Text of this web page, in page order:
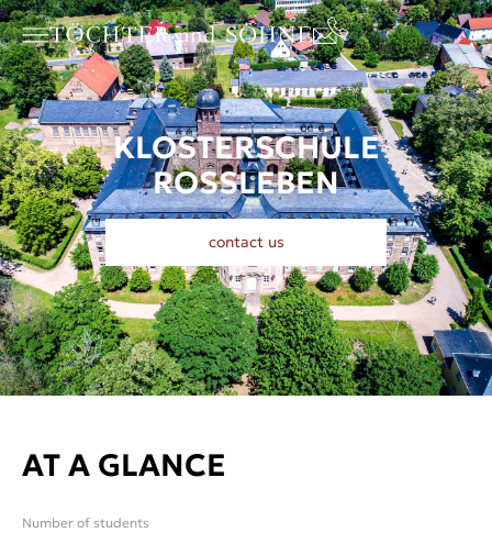
KLOSTERSCHULE
ROSSLEBEN
contact us
AT A GLANCE
Number of students